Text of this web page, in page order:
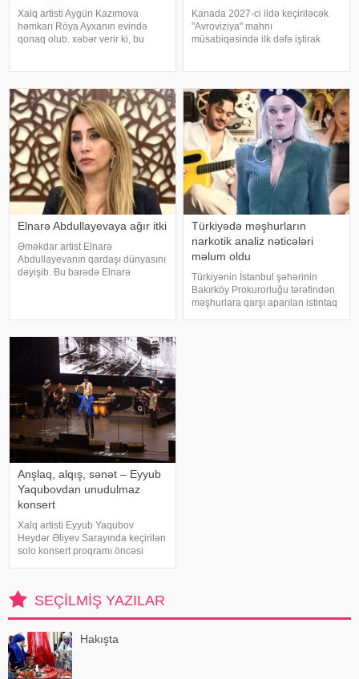
Xalq artisti Aygün Kazımova
həmkarı Röya Ayxanın evində
qonaq olub. xəbər verir ki, bu
izləyicilərin marağına səbəb olub
Kanada 2027-ci ildə keçiriləcək
"Avroviziya" mahnı
müsabiqəsində ilk dəfə iştirak
Kanada 2015-ci ildə yarışmay
Elnarə Abdullayevaya ağır itki
Əməkdar artist Elnarə
Abdullayevanın qardaşı dünyasını
dəyişib. Bu barədə Elnarə
söz ifad
Türkiyədə məşhurların
narkotik analiz nəticələri
məlum oldu
Türkiyənin İstanbul şəhərinin
Bakırköy Prokurorluğu tərəfindən
məşhurlara qarşı aparılan istintaq
Anşlaq, alqış, sənət – Eyyub
Yaqubovdan unudulmaz
konsert
Xalq artisti Eyyub Yaqubov
Heydər Əliyev Sarayında keçirilən
solo konsert proqramı öncəsi
yaradıcılığı və konsertlə bağlı
fikirlərini bölüşüb. xəbər verir ki,
sənətkarın sözlərin
SEÇILMIŞ YAZILAR
Hakışta